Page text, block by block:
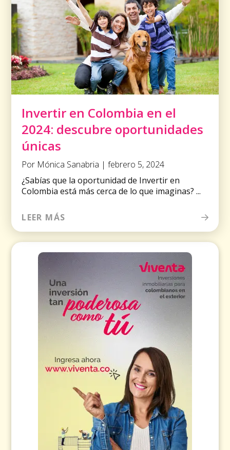
Invertir en Colombia en el
2024: descubre oportunidades
únicas
Por Mónica Sanabria | febrero 5, 2024
¿Sabías que la oportunidad de Invertir en
Colombia está más cerca de lo que imaginas? ...
LEER MÁS